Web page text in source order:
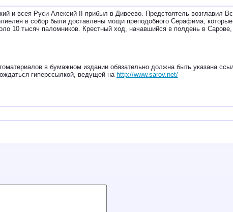
и всея Руси Алексий II прибыл в Дивеево. Предстоятель возглавил
в собор были доставлены мощи преподобного Серафима,
10 тысяч паломников. Крестный ход, начавшийся в полдень в
в бумажном издании обязательно должна быть указана
гиперссылкой, ведущей на http://www.sarov.net/